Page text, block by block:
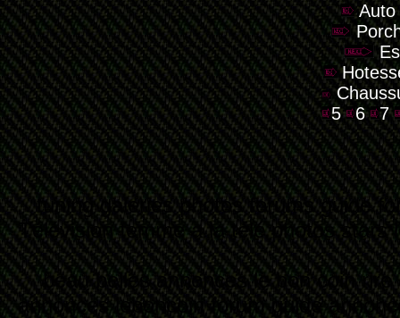
tuninggaleries photos forumsguide
Télévisionfemme a la télé photos stars
beau belles annoncesle bon coin rire
annonces leboncoinforum guide